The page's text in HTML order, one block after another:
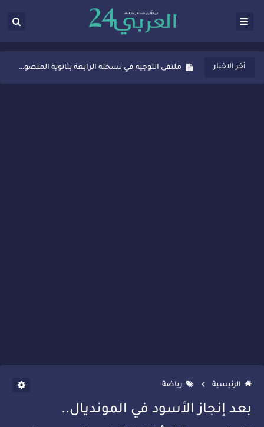
أخر الاخبار
ثانوية المنصور الذهبي بسيدي قاسم تُعزّز ثقافة التوجيه المدرسي بمبادرة نوعية تجمع بين التفاعل والتكريم
ملتقى التوجيه في نسخته الرابعة بثانوية المنصور الذهبي بسيدي قاسم
الرئيسية رياضة
بعد إنجاز الأسود في المونديال..